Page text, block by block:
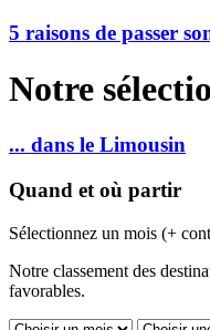
5 raisons de passer
Notre
... dans le Limousin
Quand et où partir
Sélectionnez un mois (+
Notre classement des
favorables.